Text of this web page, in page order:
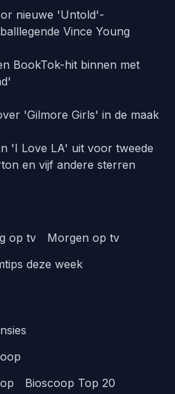
nieuwe 'Untold'-
Vince Young
BookTok-hit binnen met
'Gilmore Girls' in de maak
'I Love LA' uit voor tweede
en vijf andere sterren
op tv
Morgen op tv
deze week
Bioscoop Top 20